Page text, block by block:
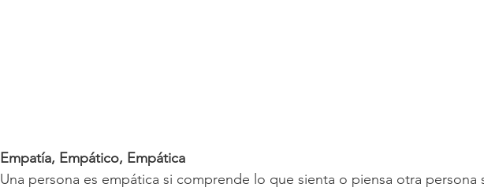
Empatía, Empático, Empática
Una persona es empática si comprende lo que sienta o piensa otra persona